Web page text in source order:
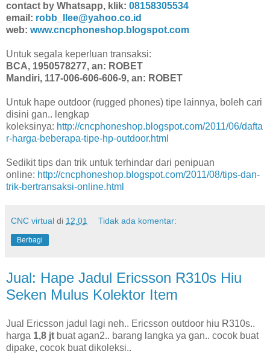
contact by Whatsapp, klik: 08158305534
email: robb_llee@yahoo.co.id
web: www.cncphoneshop.blogspot.com
Untuk segala keperluan transaksi:
BCA, 1950578277, an: ROBET
Mandiri, 117-006-606-606-9, an: ROBET
Untuk hape outdoor (rugged phones) tipe lainnya, boleh cari
disini gan.. lengkap
koleksinya: http://cncphoneshop.blogspot.com/2011/06/dafta
r-harga-beberapa-tipe-hp-outdoor.html
Sedikit tips dan trik untuk terhindar dari penipuan
online: http://cncphoneshop.blogspot.com/2011/08/tips-dan-
trik-bertransaksi-online.html
CNC virtual di 12.01 Tidak ada komentar:
Berbagi
Jual: Hape Jadul Ericsson R310s Hiu
Seken Mulus Kolektor Item
Jual Ericsson jadul lagi neh.. Ericsson outdoor hiu R310s..
harga 1,8 jt buat agan2.. barang langka ya gan.. cocok buat
dipake, cocok buat dikoleksi..